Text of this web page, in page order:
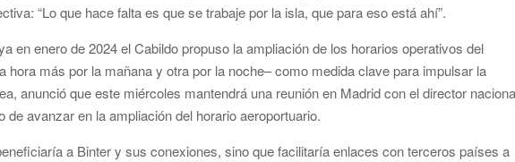
“Lo que hace falta es que se trabaje por la isla, que para eso está ahí”.
en enero de 2024 el Cabildo propuso la ampliación de los horarios operativos del
hora más por la mañana y otra por la noche– como medida clave para impulsar la
anunció que este miércoles mantendrá una reunión en Madrid con el director
de avanzar en la ampliación del horario aeroportuario.
a Binter y sus conexiones, sino que facilitaría enlaces con terceros países a